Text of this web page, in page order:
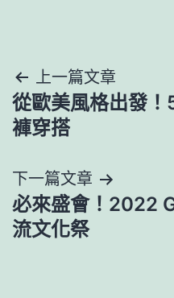
文
章
覽
上一篇文章
從歐美風格出發
褲穿搭
下一篇文章
必來盛會！2022
流文化祭